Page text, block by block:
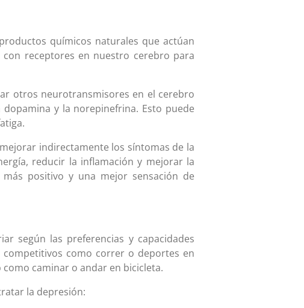
químicos naturales que actúan
receptores en nuestro cerebro para
otros neurotransmisores en el cerebro
y la norepinefrina. Esto puede
indirectamente los síntomas de la
reducir la inflamación y mejorar la
positivo y una mejor sensación de
según las preferencias y capacidades
como correr o deportes en
caminar o andar en bicicleta.
la depresión: